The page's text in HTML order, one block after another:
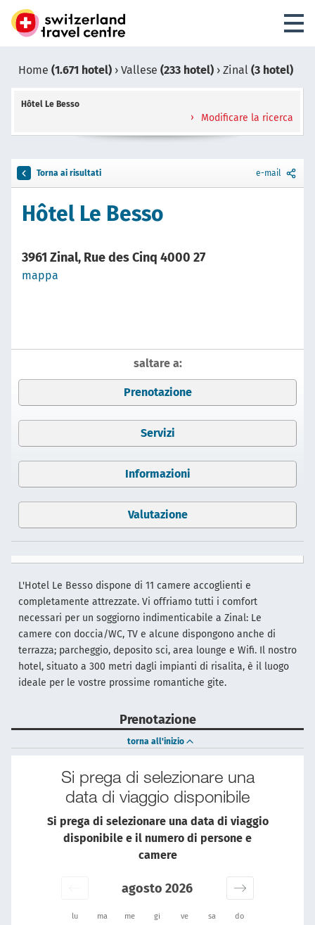
Home (1.671 hotel) › Vallese (233 hotel) › Zinal (3 hotel)
Hôtel Le Besso
Modificare la ricerca
Torna ai risultati e-mail
Hôtel Le Besso
3961 Zinal, Rue des Cinq 4000 27
mappa
saltare a:
Prenotazione
Servizi
Informazioni
Valutazione
L'Hotel Le Besso dispone di 11 camere accoglienti e
completamente attrezzate. Vi offriamo tutti i comfort
necessari per un soggiorno indimenticabile a Zinal: Le
camere con doccia/WC, TV e alcune dispongono anche di
terrazza; parcheggio, deposito sci, area lounge e Wifi. Il nostro
hotel, situato a 300 metri dagli impianti di risalita, è il luogo
ideale per le vostre prossime romantiche gite.
Prenotazione
torna all'inizio
Si prega di selezionare una
data di viaggio disponibile
Si prega di selezionare una data di viaggio
disponibile e il numero di persone e
camere
lu ma me gi ve sa do
agosto 2026